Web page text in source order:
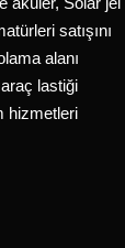
satışını
alanı
lastiği
hizmetleri